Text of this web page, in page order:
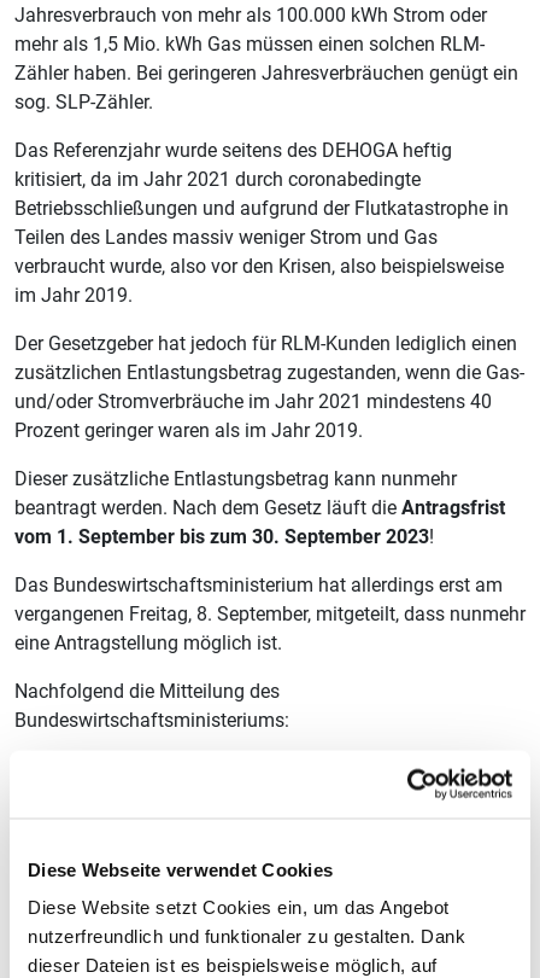
Diese Webseite verwendet Cookies
Diese Website setzt Cookies ein, um das Angebot
nutzerfreundlich und funktionaler zu gestalten. Dank
dieser Dateien ist es beispielsweise möglich, auf
Jahresverbrauch von mehr als 100.000 kWh Strom oder
mehr als 1,5 Mio. kWh Gas müssen einen solchen RLM-
Zähler haben. Bei geringeren Jahresverbräuchen genügt ein
sog. SLP-Zähler.
Das Referenzjahr wurde seitens des DEHOGA heftig
kritisiert, da im Jahr 2021 durch coronabedingte
Betriebsschließungen und aufgrund der Flutkatastrophe in
Teilen des Landes massiv weniger Strom und Gas
verbraucht wurde, also vor den Krisen, also beispielsweise
im Jahr 2019.
Der Gesetzgeber hat jedoch für RLM-Kunden lediglich einen
zusätzlichen Entlastungsbetrag zugestanden, wenn die Gas-
und/oder Stromverbräuche im Jahr 2021 mindestens 40
Prozent geringer waren als im Jahr 2019.
Dieser zusätzliche Entlastungsbetrag kann nunmehr
beantragt werden. Nach dem Gesetz läuft die Antragsfrist
vom 1. September bis zum 30. September 2023!
Das Bundeswirtschaftsministerium hat allerdings erst am
vergangenen Freitag, 8. September, mitgeteilt, dass nunmehr
eine Antragstellung möglich ist.
Nachfolgend die Mitteilung des
Bundeswirtschaftsministeriums:
Wir möchten Sie darüber informieren, dass die Prüfbehörde
nach § 2 Nr. 17 StromPBG bzw. § 2 Nr. 11 EWPBG mit der
aufgenommen hat.
Letztverbrauchende Unternehmen können hier über ein
digitales Antragsportal zusätzliche Entlastungsbeträge zum